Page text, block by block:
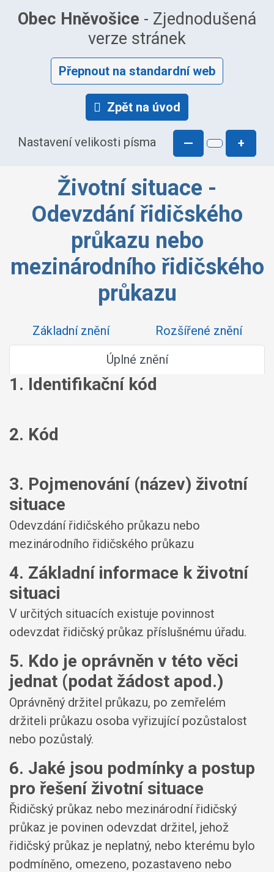
Obec Hněvošice - Zjednodušená
verze stránek
Přepnout na standardní web
Zpět na úvod
Nastavení velikosti písma — +
Životní situace -
Odevzdání řidičského
průkazu nebo
mezinárodního řidičského
průkazu
Základní znění
Rozšířené znění
Úplné znění
1. Identifikační kód
2. Kód
3. Pojmenování (název) životní
situace
Odevzdání řidičského průkazu nebo
mezinárodního řidičského průkazu
4. Základní informace k životní
situaci
V určitých situacích existuje povinnost
odevzdat řidičský průkaz příslušnému úřadu.
5. Kdo je oprávněn v této věci
jednat (podat žádost apod.)
Oprávněný držitel průkazu, po zemřelém
držiteli průkazu osoba vyřizující pozůstalost
nebo pozůstalý.
6. Jaké jsou podmínky a postup
pro řešení životní situace
Řidičský průkaz nebo mezinárodní řidičský
průkaz je povinen odevzdat držitel, jehož
řidičský průkaz je neplatný, nebo kterému bylo
podmíněno, omezeno, pozastaveno nebo